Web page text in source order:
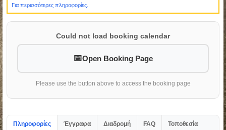
Για περισσότερες πληροφορίες.
Could not load booking calendar
Open Booking Page
Please use the button above to access the booking page
Πληροφορίες Έγγραφα Διαδρομή FAQ Τοποθεσία